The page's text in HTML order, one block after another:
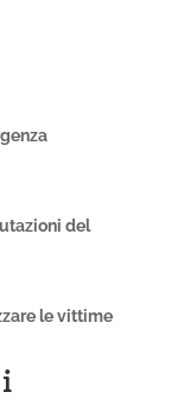
del
le vittime